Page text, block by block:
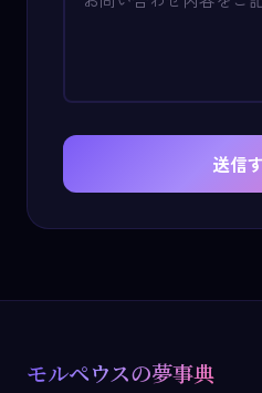
送信
モルペウスの夢事典